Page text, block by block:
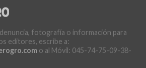
fotografía o información para
editores, escribe a:
o al Móvil: 045-74-75-09-38-